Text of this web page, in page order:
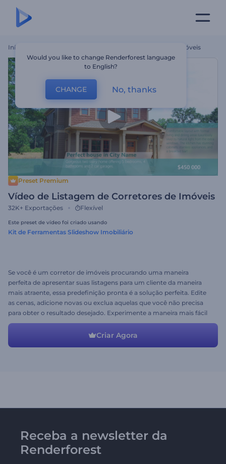
Início Vídeo De Listagem De Corretores De Imóveis
Preset Premium
Vídeo de Listagem de Corretores de Imóveis
32K+ Exportações Flexível
Este preset de vídeo foi criado usando
Kit de Ferramentas Slideshow Imobiliário
Se você é um corretor de imóveis procurando uma maneira
perfeita de apresentar suas listagens para um cliente da maneira
mais atraente, essa predefinição pronta é a solução perfeita. Edite
as cenas, adicione novas ou exclua aquelas que você não precisa
para obter o resultado desejado. Experimente a maneira mais fácil
de obter um vídeo profissional imediatamente.
Criar Agora
Receba a newsletter da
Renderforest
Would you like to change Renderforest language
to English?
CHANGE No, thanks